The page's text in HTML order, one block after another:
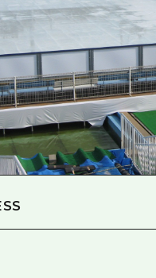
宮島周邊 藝北
東山口
愛媛
島根
寄存及運送服務